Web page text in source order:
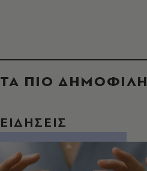
ΤΑ ΠΙΟ ΔΗΜΟΦΙΛΗ
ΕΙΔΗΣΕΙΣ